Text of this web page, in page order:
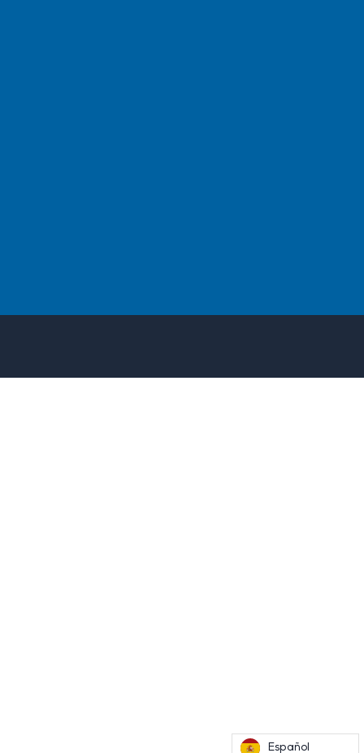
Español